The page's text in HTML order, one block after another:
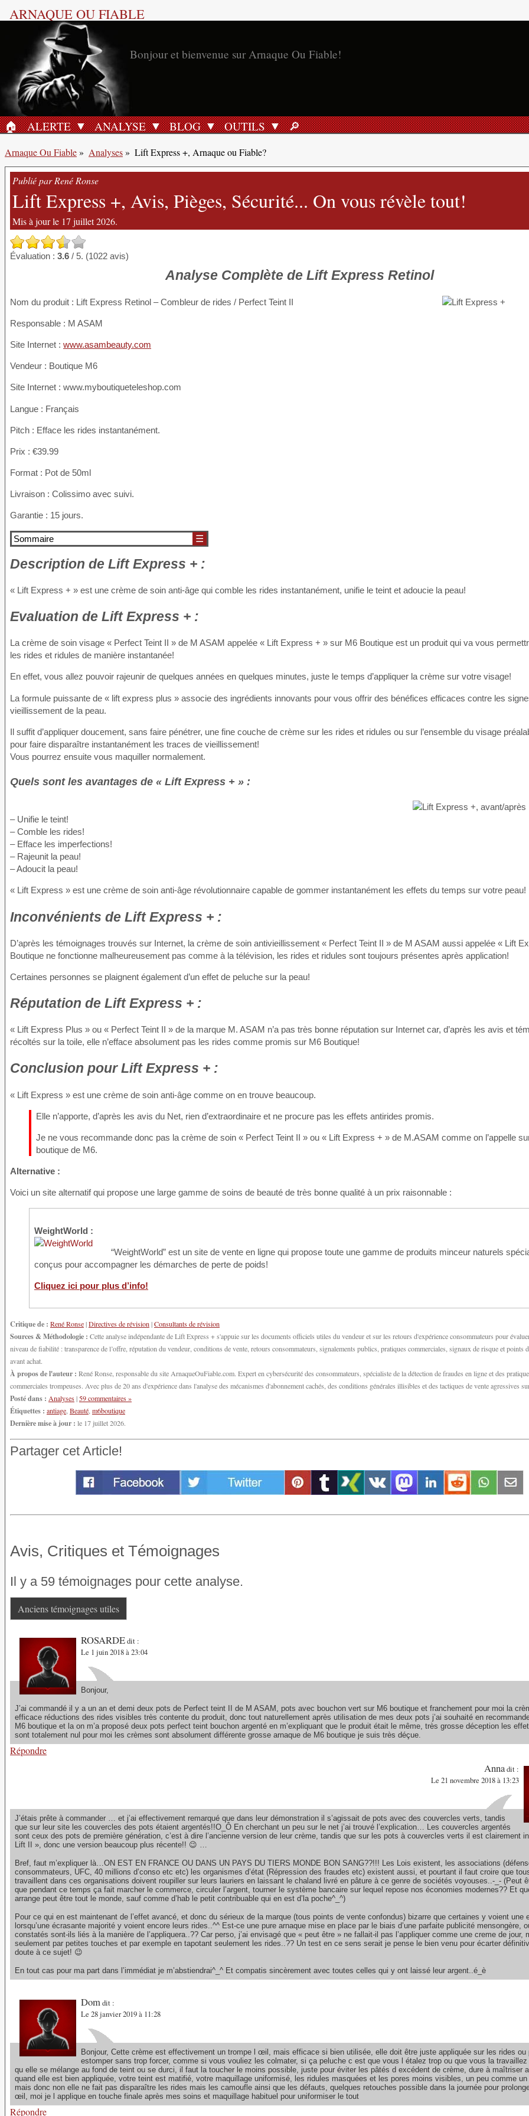
ARNAQUE OU FIABLE
ACCUEIL
🏠︎ ALERTE ANALYSE BLOG OUTILS RECHERCHER
🔎︎
Arnaque Ou Fiable» Analyses» Lift Express +, Arnaque ou Fiable?
Publié par René Ronse
Lift Express +, Avis, Pièges, Sécurité... On vous révèle tout!
Mis à jour le 17 juillet 2026.
Évaluation : 3.6 / 5. (1022 avis)
Analyse Complète de Lift Express Retinol
Nom du produit : Lift Express Retinol – Combleur de rides / Perfect Teint II
Responsable : M ASAM
Site Internet : www.asambeauty.com
Vendeur : Boutique M6
Site Internet : www.myboutiqueteleshop.com
Langue : Français
Pitch : Efface les rides instantanément.
Prix : €39.99
Format : Pot de 50ml
Livraison : Colissimo avec suivi.
Garantie : 15 jours.
Sommaire ☰
Description de Lift Express + :
« Lift Express + » est une crème de soin anti-âge qui comble les rides instantanément, unifie le teint et adoucie la peau!
Evaluation de Lift Express + :
La crème de soin visage « Perfect Teint II » de M ASAM appelée « Lift Express + » sur M6 Boutique est un produit qui va vous
les rides et ridules de manière instantanée!
En effet, vous allez pouvoir rajeunir de quelques années en quelques minutes, juste le temps d’appliquer la crème sur votre visage!
La formule puissante de « lift express plus » associe des ingrédients innovants pour vous offrir des bénéfices efficaces contre les
vieillissement de la peau.
Il suffit d’appliquer doucement, sans faire pénétrer, une fine couche de crème sur les rides et ridules ou sur l’ensemble du visage
pour faire disparaître instantanément les traces de vieillissement!
Vous pourrez ensuite vous maquiller normalement.
Quels sont les avantages de « Lift Express + » :
– Unifie le teint!
– Comble les rides!
– Efface les imperfections!
– Rajeunit la peau!
– Adoucit la peau!
« Lift Express » est une crème de soin anti-âge révolutionnaire capable de gommer instantanément les effets du temps sur votre peau!
Inconvénients de Lift Express + :
D’après les témoignages trouvés sur Internet, la crème de soin antivieillissement « Perfect Teint II » de M ASAM aussi appelée « Lift
Boutique ne fonctionne malheureusement pas comme à la télévision, les rides et ridules sont toujours présentes après application!
Certaines personnes se plaignent également d’un effet de peluche sur la peau!
Réputation de Lift Express + :
« Lift Express Plus » ou « Perfect Teint II » de la marque M. ASAM n’a pas très bonne réputation sur Internet car, d’après les avis et
récoltés sur la toile, elle n’efface absolument pas les rides comme promis sur M6 Boutique!
Conclusion pour Lift Express + :
« Lift Express » est une crème de soin anti-âge comme on en trouve beaucoup.
Elle n’apporte, d’après les avis du Net, rien d’extraordinaire et ne procure pas les effets antirides promis.
Je ne vous recommande donc pas la crème de soin « Perfect Teint II » ou « Lift Express + » de M.ASAM comme on l’appelle
boutique de M6.
Alternative :
Voici un site alternatif qui propose une large gamme de soins de beauté de très bonne qualité à un prix raisonnable :
WeightWorld :
“WeightWorld” est un site de vente en ligne qui propose toute une gamme de produits minceur naturels
conçus pour accompagner les démarches de perte de poids!
Cliquez ici pour plus d’info!
Critique de : René Ronse|Directives de révision|Consultants de révision
Sources & Méthodologie : Cette analyse indépendante de Lift Express + s'appuie sur les documents officiels utiles du vendeur et sur les retours d'expérience consommateurs pour
niveau de fiabilité : transparence de l’offre, réputation du vendeur, conditions de vente, retours consommateurs, signalements publics, pratiques commerciales, signaux de risque et points
avant achat.
À propos de l'auteur : René Ronse, responsable du site ArnaqueOuFiable.com. Expert en cybersécurité des consommateurs, spécialiste de la détection de fraudes en ligne et des
commerciales trompeuses. Avec plus de 20 ans d'expérience dans l'analyse des mécanismes d'abonnement cachés, des conditions générales illisibles et des tactiques de vente agressives
Posté dans : Analyses| 59 commentaires »
Étiquettes : antiage Beauté m6boutique
Dernière mise à jour : le 17 juillet 2026.
Partager cet Article!
Avis, Critiques et Témoignages
Il y a 59 témoignages pour cette analyse.
Anciens témoignages utiles
ROSARDEdit :
Le 1 juin 2018 à 23:04
Bonjour,
J’ai commandé il y a un an et demi deux pots de Perfect teint II de M ASAM, pots avec bouchon vert sur M6 boutique et franchement pour moi la
efficace réductions des rides visibles très contente du produit, donc tout naturellement après utilisation de mes deux pots j’ai souhaité en
M6 boutique et la on m’a proposé deux pots perfect teint bouchon argenté en m’expliquant que le produit était le même, très grosse déception les
sont totalement nul pour moi les crèmes sont absolument différente grosse arnaque de M6 boutique je suis très déçue.
Répondre
Annadit :
Le 21 novembre 2018 à 13:23
J’étais prête à commander … et j’ai effectivement remarqué que dans leur démonstration il s’agissait de pots avec des couvercles verts, tandis
que sur leur site les couvercles des pots étaient argentés!!O_Ô En cherchant un peu sur le net j’ai trouvé l’explication… Les couvercles argentés
sont ceux des pots de première génération, c’est à dire l’ancienne version de leur crème, tandis que sur les pots à couvercles verts il est clairement
Lift II », donc une version beaucoup plus récente!! 😉 …
Bref, faut m’expliquer là…ON EST EN FRANCE OU DANS UN PAYS DU TIERS MONDE BON SANG??!!! Les Lois existent, les associations
consommateurs, UFC, 40 millions d’conso etc etc) les organismes d’état (Répression des fraudes etc) existent aussi, et pourtant il faut croire que
travaillent dans ces organisations doivent roupiller sur leurs lauriers en laissant le chaland livré en pâture à ce genre de sociétés voyouses..-_- (Peut
que pendant ce temps ça fait marcher le commerce, circuler l’argent, tourner le système bancaire sur lequel repose nos économies modernes?? Et
arrange peut être tout le monde, sauf comme d’hab le petit contribuable qui en est d’la poche^_^)
Pour ce qui en est maintenant de l’effet avancé, et donc du sérieux de la marque (tous points de vente confondus) bizarre que certaines y voient une
lorsqu’une écrasante majorité y voient encore leurs rides..^^ Est-ce une pure arnaque mise en place par le biais d’une parfaite publicité mensongère,
constatés sont-ils liés à la manière de l’appliquera..?? Car perso, j’ai envisagé que « peut être » ne fallait-il pas l’appliquer comme une creme de jour,
seulement par petites touches et par exemple en tapotant seulement les rides..?? Un test en ce sens serait je pense le bien venu pour écarter
doute à ce sujet! 😉
En tout cas pour ma part dans l’immédiat je m’abstiendrai^_^ Et compatis sincèrement avec toutes celles qui y ont laissé leur argent..é_è
Dom dit :
Le 28 janvier 2019 à 11:28
Bonjour, Cette crème est effectivement un trompe l œil, mais efficace si bien utilisée, elle doit être juste appliquée sur les rides ou
estomper sans trop forcer, comme si vous vouliez les colmater, si ça peluche c est que vous l étalez trop ou que vous la
qu elle se mélange au fond de teint ou se durci, il faut la toucher le moins possible, juste pour éviter les pâtés d excédent de crème, dure à maîtriser
quand elle est bien appliquée, votre teint est matifié, votre maquillage uniformisé, les ridules masquées et les pores moins visibles, un peu comme un
mais donc non elle ne fait pas disparaître les rides mais les camoufle ainsi que les défauts, quelques retouches possible dans la journée pour
œil, moi je l applique en touche finale après mes soins et maquillage habituel pour uniformiser le tout
Répondre